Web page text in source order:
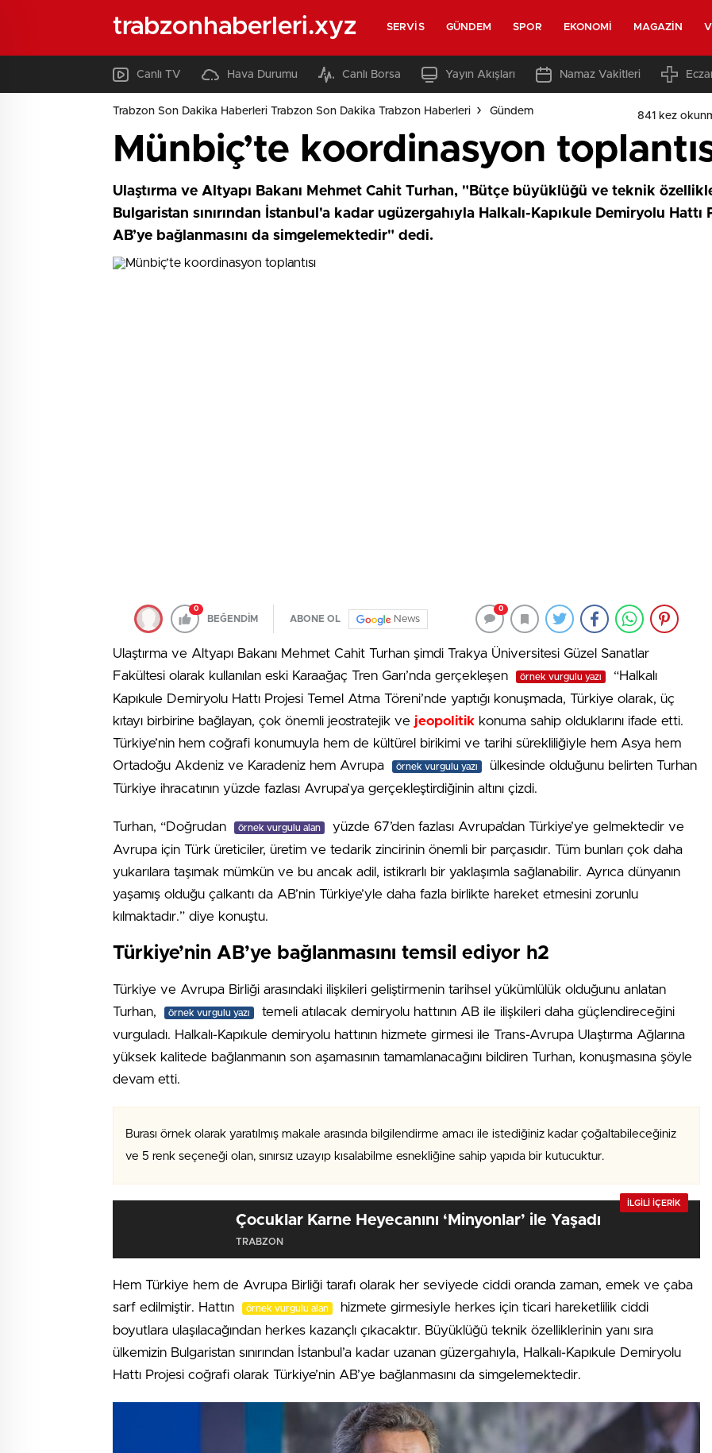
trabzonhaberleri.xyz SERVIS GÜNDEM SPOR EKONOMI MAGAZIN
Canlı TV Hava Durumu Canlı Borsa Yayın Akışları Namaz Vakitleri
Trabzon Son Dakika Haberleri Trabzon Son Dakika Trabzon Haberleri Gündem 841 kez
Münbiç’te koordinasyon
Ulaştırma ve Altyapı Bakanı Mehmet Cahit Turhan, "Bütçe büyüklüğü ve teknik
Bulgaristan sınırından İstanbul'a kadar ugüzergahıyla Halkalı-Kapıkule Demiryolu
AB’ye bağlanmasını da simgelemektedir" dedi.
0
BEĞENDİM ABONE OL News
0
Ulaştırma ve Altyapı Bakanı Mehmet Cahit Turhan şimdi Trakya Üniversitesi Güzel Sanatlar
Fakültesi olarak kullanılan eski Karaağaç Tren Garı’nda gerçekleşen
örnek vurgulu yazı
“Halkalı
Kapıkule Demiryolu Hattı Projesi Temel Atma Töreni’nde yaptığı konuşmada, Türkiye olarak, üç
kıtayı birbirine bağlayan, çok önemli jeostratejik ve jeopolitik konuma sahip olduklarını ifade etti.
Türkiye’nin hem coğrafi konumuyla hem de kültürel birikimi ve tarihi sürekliliğiyle hem Asya hem
Ortadoğu Akdeniz ve Karadeniz hem Avrupa
örnek vurgulu yazı
ülkesinde olduğunu belirten Turhan
Türkiye ihracatının yüzde fazlası Avrupa’ya gerçekleştirdiğinin altını çizdi.
Turhan, “Doğrudan örnek vurgulu alan
yüzde 67’den fazlası Avrupa’dan Türkiye’ye gelmektedir ve
Avrupa için Türk üreticiler, üretim ve tedarik zincirinin önemli bir parçasıdır. Tüm bunları çok daha
yukarılara taşımak mümkün ve bu ancak adil, istikrarlı bir yaklaşımla sağlanabilir. Ayrıca dünyanın
yaşamış olduğu çalkantı da AB’nin Türkiye’yle daha fazla birlikte hareket etmesini zorunlu
kılmaktadır.” diye konuştu.
Türkiye’nin AB’ye bağlanmasını temsil ediyor h2
Türkiye ve Avrupa Birliği arasındaki ilişkileri geliştirmenin tarihsel yükümlülük olduğunu anlatan
Turhan,
örnek vurgulu yazı
temeli atılacak demiryolu hattının AB ile ilişkileri daha güçlendireceğini
vurguladı. Halkalı-Kapıkule demiryolu hattının hizmete girmesi ile Trans-Avrupa Ulaştırma Ağlarına
yüksek kalitede bağlanmanın son aşamasının tamamlanacağını bildiren Turhan, konuşmasına şöyle
devam etti.
Burası örnek olarak yaratılmış makale arasında bilgilendirme amacı ile istediğiniz kadar çoğaltabileceğiniz
ve 5 renk seçeneği olan, sınırsız uzayıp kısalabilme esnekliğine sahip yapıda bir kutucuktur.
İLGİLİ İÇERİK
Çocuklar Karne Heyecanını ‘Minyonlar’ ile Yaşadı
TRABZON
Hem Türkiye hem de Avrupa Birliği tarafı olarak her seviyede ciddi oranda zaman, emek ve çaba
sarf edilmiştir. Hattın
örnek vurgulu alan
hizmete girmesiyle herkes için ticari hareketlilik ciddi
boyutlara ulaşılacağından herkes kazançlı çıkacaktır. Büyüklüğü teknik özelliklerinin yanı sıra
ülkemizin Bulgaristan sınırından İstanbul’a kadar uzanan güzergahıyla, Halkalı-Kapıkule Demiryolu
Hattı Projesi coğrafi olarak Türkiye’nin AB’ye bağlanmasını da simgelemektedir.